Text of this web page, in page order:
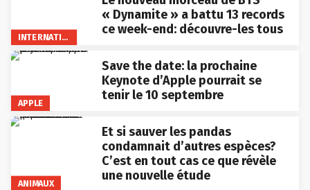
INTERNATIONAL
« Dynamite » a battu 13 records
ce week-end: découvre-les tous
APPLE
Save the date: la prochaine
Keynote d’Apple pourrait se
tenir le 10 septembre
ANIMAUX
Et si sauver les pandas
condamnait d’autres espèces?
C’est en tout cas ce que révèle
une nouvelle étude